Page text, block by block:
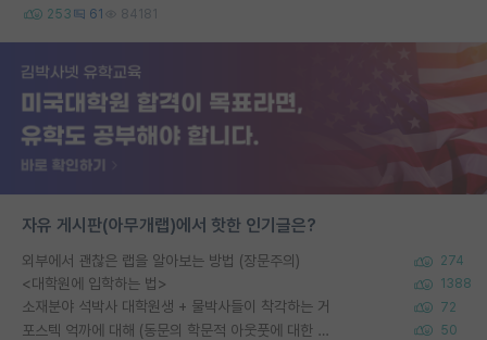
253 61 84181
자유 게시판(아무개랩)에서 핫한 인기글은?
외부에서 괜찮은 랩을 알아보는 방법 (장문주의) 274
<대학원에 입학하는 법> 1388
소재분야 석박사 대학원생 + 물박사들이 착각하는 거 72
포스텍 억까에 대해 (동문의 학문적 아웃풋에 대한 반박) 50